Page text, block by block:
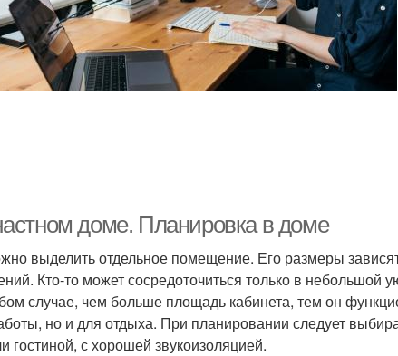
доме. Планировка в доме
выделить отдельное помещение. Его размеры
Кто-то может сосредоточиться только в небольшой
случае, чем больше площадь кабинета, тем он
но и для отдыха. При планировании следует
гостиной, с хорошей звукоизоляцией.